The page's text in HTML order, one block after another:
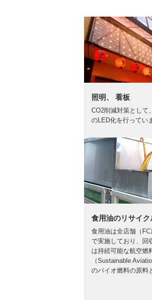
照明、 看板
CO2削減対策として
のLED化を行ってい
食用油のリサイク
食用油は全店舗（FC
で実施しており、回
は持続可能な航空燃
（Sustainable
のバイオ燃料の原料